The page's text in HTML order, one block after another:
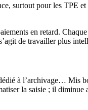
surtout pour les TPE
en retard.
de travailler plus
à l’archivage… Mis
la saisie ; il